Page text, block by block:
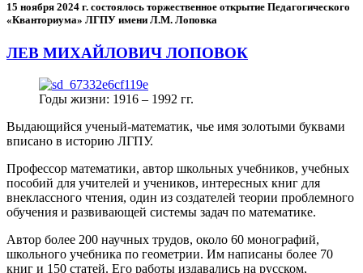
15 ноября 2024 г. состоялось торжественное открытие Педагогического
«Кванториума» ЛГПУ имени Л.М. Лоповка
ЛЕВ МИХАЙЛОВИЧ ЛОПОВОК
Годы жизни: 1916 – 1992 гг.
Выдающийся ученый-математик, чье имя золотыми буквами
вписано в историю ЛГПУ.
Профессор математики, автор школьных учебников, учебных
пособий для учителей и учеников, интересных книг для
внеклассного чтения, один из создателей теории проблемного
обучения и развивающей системы задач по математике.
Автор более 200 научных трудов, около 60 монографий,
школьного учебника по геометрии. Им написаны более 70
книг и 150 статей. Его работы издавались на русском,